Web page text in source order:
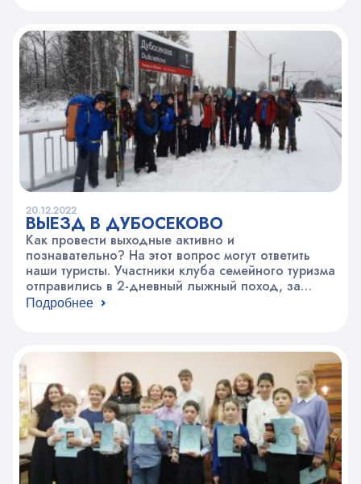
«Ангельские голоса», «Тревога», «Пустомеля»,
«Погоня» и другие. Именно этот “букет” образов
вдохновил руководителя студии Елену Ивановну
Робашевскую на создание поучительной…
20.12.2022
ВЫЕЗД В ДУБОСЕКОВО
Как провести выходные активно и
познавательно? На этот вопрос могут ответить
наши туристы. Участники клуба семейного туризма
отправились в 2-дневный лыжный поход, за
время которого прошли больше 20 км. Поход по
освобождению Волоколамска и подвигу 28
панфиловцев. Как известно, Московская битва
длилась с…
Подробнее